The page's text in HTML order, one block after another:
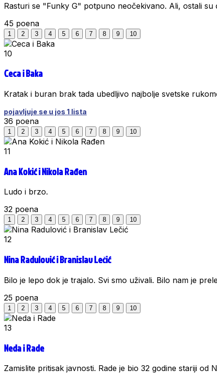
Rasturi se "Funky G" potpuno neočekivano. Ali, ostali su
45 poena
1 2 3 4 5 6 7 8 9 10
10
Ceca i Baka
Kratak i buran brak tada ubedljivo najbolje svetske
pojavljuje se u jos 1 lista
36 poena
1 2 3 4 5 6 7 8 9 10
11
Ana Kokić i Nikola Rađen
Ludo i brzo.
32 poena
1 2 3 4 5 6 7 8 9 10
12
Nina Radulović i Branislav Lečić
Bilo je lepo dok je trajalo. Svi smo uživali. Bilo nam je
25 poena
1 2 3 4 5 6 7 8 9 10
13
Neda i Rade
Zamislite pritisak javnosti. Rade je bio 32 godine stariji od